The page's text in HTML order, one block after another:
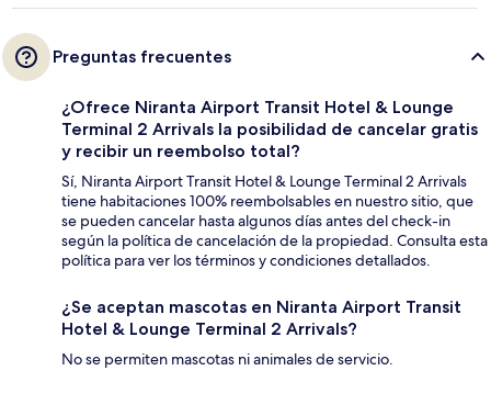
Preguntas frecuentes
¿Ofrece Niranta Airport Transit Hotel & Lounge
Terminal 2 Arrivals la posibilidad de cancelar gratis
y recibir un reembolso total?
Sí, Niranta Airport Transit Hotel & Lounge Terminal 2 Arrivals
tiene habitaciones 100% reembolsables en nuestro sitio, que
se pueden cancelar hasta algunos días antes del check-in
según la política de cancelación de la propiedad. Consulta esta
política para ver los términos y condiciones detallados.
¿Se aceptan mascotas en Niranta Airport Transit
Hotel & Lounge Terminal 2 Arrivals?
No se permiten mascotas ni animales de servicio.